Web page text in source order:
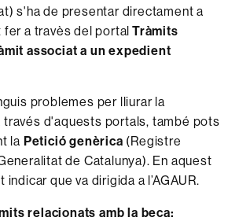
s'ha de presentar directament a
fer a travès del portal Tràmits
associat a un expedient
problemes per lliurar la
través d'aquests portals, també pots
la Petició genèrica (Registre
de Catalunya). En aquest
que va dirigida a l’AGAUR.
relacionats amb la beca: